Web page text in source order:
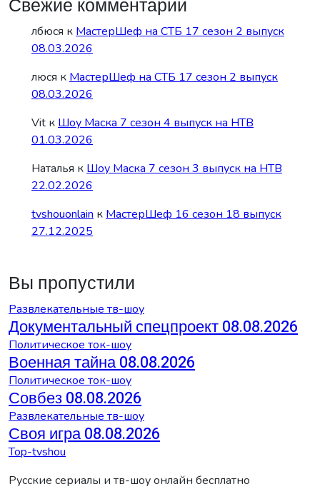
Свежие комментарии
лбюся к МастерШеф на СТБ 17 сезон 2 выпуск
08.03.2026
люся к МастерШеф на СТБ 17 сезон 2 выпуск
08.03.2026
Vit к Шоу Маска 7 сезон 4 выпуск на НТВ
01.03.2026
Наталья к Шоу Маска 7 сезон 3 выпуск на НТВ
22.02.2026
tvshouonlain к МастерШеф 16 сезон 18 выпуск
27.12.2025
Вы пропустили
Развлекательные тв-шоу
Документальный спецпроект 08.08.2026
Политическое ток-шоу
Военная тайна 08.08.2026
Политическое ток-шоу
Совбез 08.08.2026
Развлекательные тв-шоу
Своя игра 08.08.2026
Top-tvshou
Русские сериалы и тв-шоу онлайн бесплатно